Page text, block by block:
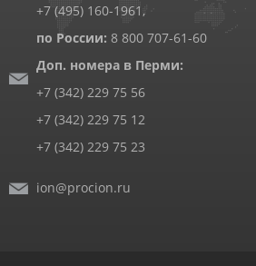
+7 (495) 160-1961 ,
по России: 8 800 707-61-60
Доп. номера в Перми:
+7 (342) 229 75 56
+7 (342) 229 75 12
+7 (342) 229 75 23
ion@procion.ru